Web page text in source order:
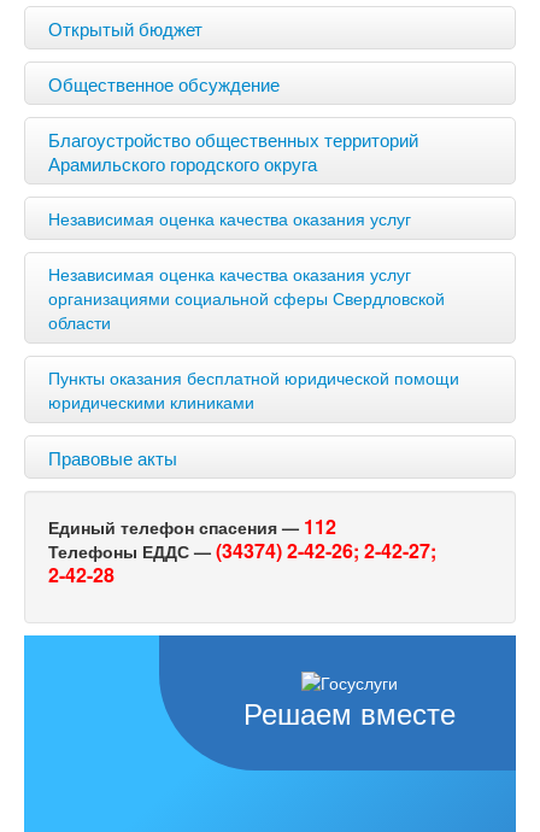
Открытый бюджет
Общественное обсуждение
Благоустройство общественных территорий
Арамильского городского округа
Независимая оценка качества оказания услуг
Независимая оценка качества оказания услуг
организациями социальной сферы Свердловской
области
Пункты оказания бесплатной юридической помощи
юридическими клиниками
Правовые акты
Единый телефон спасения — 112
Телефоны ЕДДС — (34374) 2-42-26; 2-42-27;
2-42-28
Решаем вместе